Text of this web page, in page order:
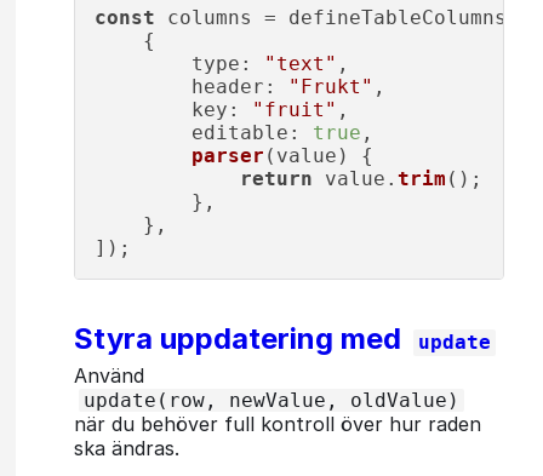
const columns = defineTableColumns<
    {
type : "text" ,
header : "Frukt" ,
key : "fruit" ,
editable : true ,
parser ( value ) {
return value. trim ();
        },
    },
Styra uppdatering med update
Använd
update(row, newValue, oldValue)
när du behöver full kontroll över hur raden
ska ändras.